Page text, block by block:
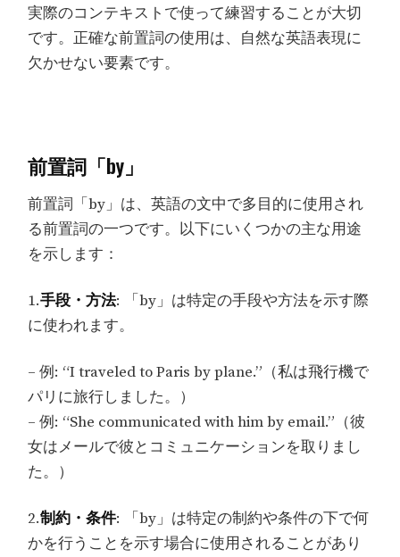
実際のコンテキストで使って練習することが大切
です。正確な前置詞の使用は、自然な英語表現に
欠かせない要素です。
前置詞「by」
前置詞「by」は、英語の文中で多目的に使用され
る前置詞の一つです。以下にいくつかの主な用途
を示します：
1.手段・方法: 「by」は特定の手段や方法を示す際
に使われます。
– 例: “I traveled to Paris by plane.”（私は飛行機で
パリに旅行しました。）
– 例: “She communicated with him by email.”（彼
女はメールで彼とコミュニケーションを取りまし
た。）
2.制約・条件: 「by」は特定の制約や条件の下で何
かを行うことを示す場合に使用されることがあり